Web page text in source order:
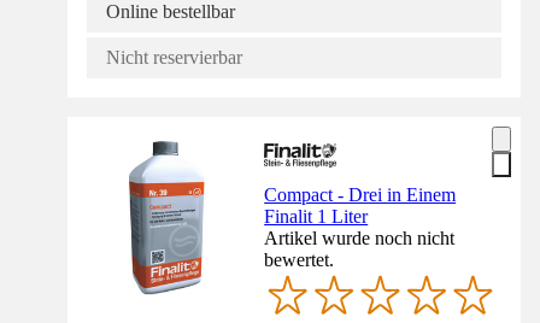
Online bestellbar
Nicht reservierbar
Compact - Drei in Einem
Finalit 1 Liter
Artikel wurde noch nicht
bewertet.